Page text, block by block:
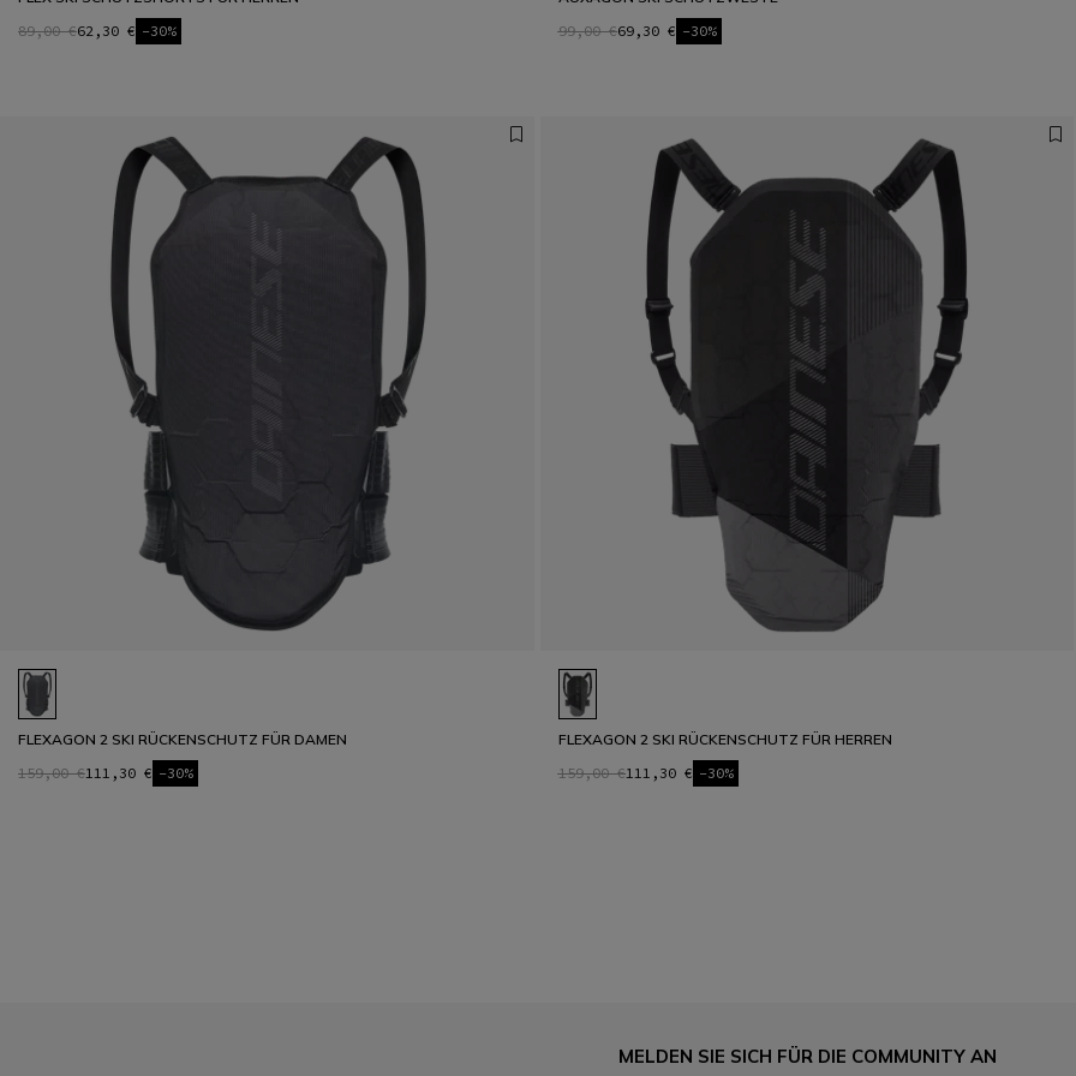
89,00 €62,30 € -30%
99,00 €69,30 € -30%
FLEXAGON 2 SKI RÜCKENSCHUTZ FÜR DAMEN
159,00 €111,30 € -30%
FLEXAGON 2 SKI RÜCKENSCHUTZ FÜR HERREN
159,00 €111,30 € -30%
MELDEN SIE SICH FÜR DIE COMMUNITY AN